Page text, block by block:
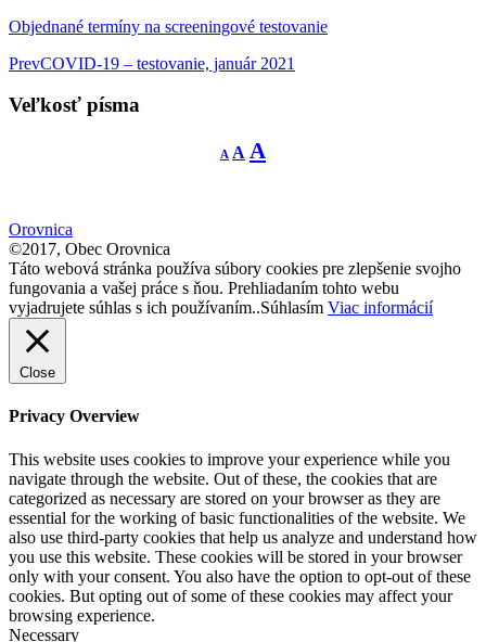
Objednané termíny na screeningové testovanie
Post
navigation
PrevCOVID-19 – testovanie, január 2021
Veľkosť písma
A
Decrease
font
A Reset
font
A
Orovnica
©2017, Obec Orovnica
Táto webová stránka používa súbory cookies pre zlepšenie svojho
fungovania a vašej práce s ňou. Prehliadaním tohto webu
vyjadrujete súhlas s ich používaním..Súhlasím Viac informácií
Close
Privacy Overview
This website uses cookies to improve your experience while you
navigate through the website. Out of these, the cookies that are
categorized as necessary are stored on your browser as they are
essential for the working of basic functionalities of the website. We
also use third-party cookies that help us analyze and understand how
you use this website. These cookies will be stored in your browser
only with your consent. You also have the option to opt-out of these
cookies. But opting out of some of these cookies may affect your
browsing experience.
Necessary